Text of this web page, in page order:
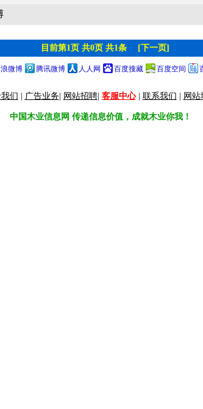
目前第1页 共0页 共1条 [下一页]
微博 腾讯微博 人人网 百度搜藏 百度空间
们 广告业务 网站招聘| 客服中心| 联系我们 网站
中国木业信息网 传递信息价值，成就木业你我！